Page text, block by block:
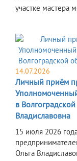
участке мастера
14.07.2026
Личный приём
в
Владиславовна
15 июля 2026
Ольга